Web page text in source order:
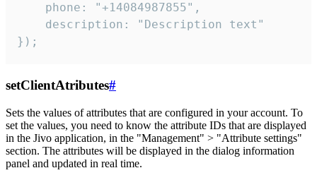
    phone: "+14084987855",
    description: "Description text"
});
setClientAtributes#
Sets the values ​​of attributes that are configured in your account. To
set the values, you need to know the attribute IDs that are displayed
in the Jivo application, in the "Management" > "Attribute settings"
section. The attributes will be displayed in the dialog information
panel and updated in real time.